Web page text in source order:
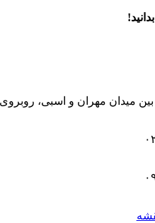
میدان مهران و اسبی،